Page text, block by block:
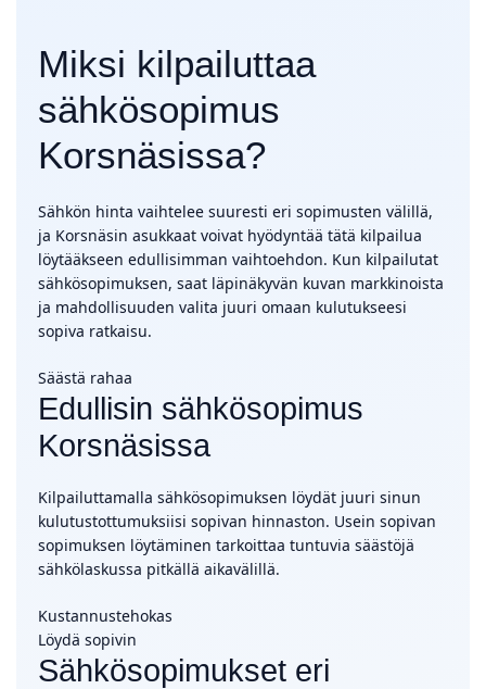
Miksi kilpailuttaa
sähkösopimus
Korsnäsissa?
Sähkön hinta vaihtelee suuresti eri sopimusten välillä,
ja Korsnäsin asukkaat voivat hyödyntää tätä kilpailua
löytääkseen edullisimman vaihtoehdon. Kun kilpailutat
sähkösopimuksen, saat läpinäkyvän kuvan markkinoista
ja mahdollisuuden valita juuri omaan kulutukseesi
sopiva ratkaisu.
Säästä rahaa
Edullisin sähkösopimus
Korsnäsissa
Kilpailuttamalla sähkösopimuksen löydät juuri sinun
kulutustottumuksiisi sopivan hinnaston. Usein sopivan
sopimuksen löytäminen tarkoittaa tuntuvia säästöjä
sähkölaskussa pitkällä aikavälillä.
Kustannustehokas
Löydä sopivin
Sähkösopimukset eri